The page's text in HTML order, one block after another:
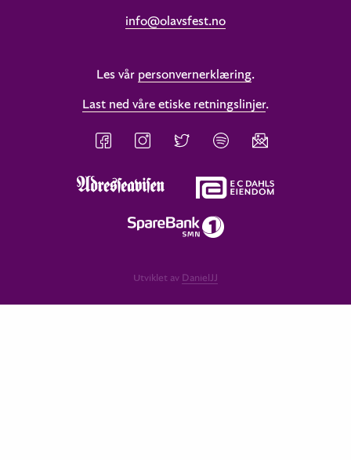
info@olavsfest.no
Les vår personvernerklæring.
Last ned våre etiske retningslinjer.
Utviklet av DanielJJ